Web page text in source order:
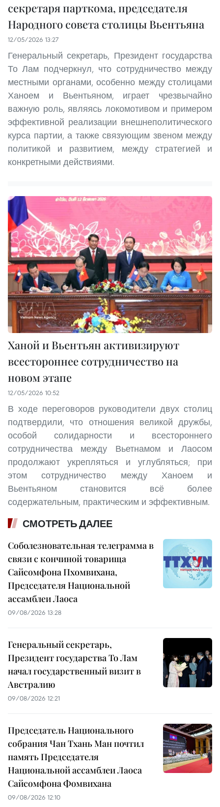
секретаря парткома, председателя
Народного совета столицы Вьентьяна
12/05/2026 13:27
Генеральный секретарь, Президент государства
То Лам подчеркнул, что сотрудничество между
местными органами, особенно между столицами
Ханоем и Вьентьяном, играет чрезвычайно
важную роль, являясь локомотивом и примером
эффективной реализации внешнеполитического
курса партии, а также связующим звеном между
политикой и развитием, между стратегией и
конкретными действиями.
Ханой и Вьентьян активизируют
всестороннее сотрудничество на
новом этапе
12/05/2026 10:52
В ходе переговоров руководители двух столиц
подтвердили, что отношения великой дружбы,
особой солидарности и всестороннего
сотрудничества между Вьетнамом и Лаосом
продолжают укрепляться и углубляться; при
этом сотрудничество между Ханоем и
Вьентьяном становится всё более
содержательным, практическим и эффективным.
СМОТРЕТЬ ДАЛЕЕ
Соболезновательная телеграмма в
связи с кончиной товарища
Сайсомфона Пхомвихана,
Председателя Национальной
ассамблеи Лаоса
09/08/2026 13:28
Генеральный секретарь,
Президент государства То Лам
начал государственный визит в
Австралию
09/08/2026 12:21
Председатель Национального
собрания Чан Тхань Ман почтил
память Председателя
Национальной ассамблеи Лаоса
Сайсомфона Фомвихана
09/08/2026 12:10